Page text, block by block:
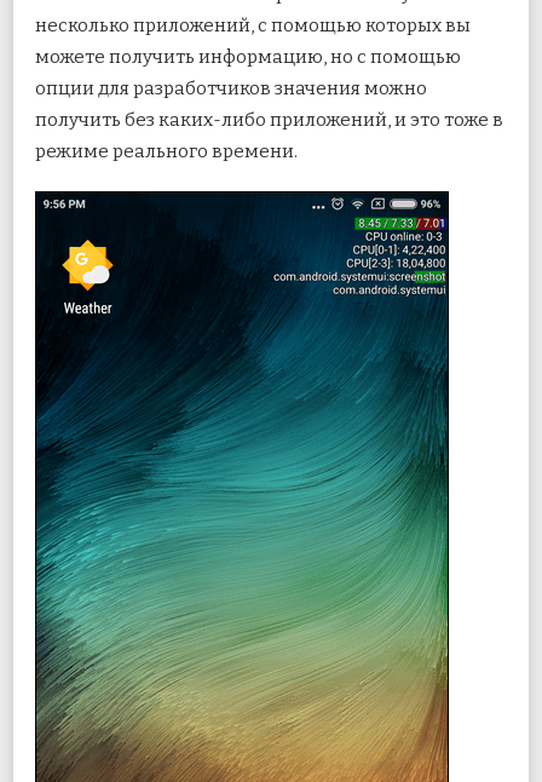
несколько приложений, с помощью которых вы
можете получить информацию, но с помощью
опции для разработчиков значения можно
получить без каких-либо приложений, и это тоже в
режиме реального времени.